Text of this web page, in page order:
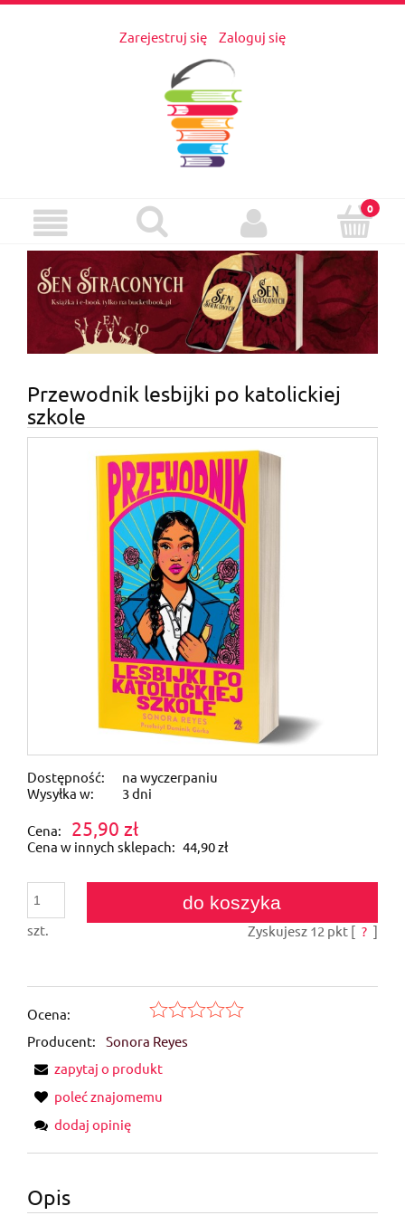
Zarejestruj się Zaloguj się
Przewodnik lesbijki po katolickiej
szkole
Dostępność:
na wyczerpaniu
Wysyłka w:
3 dni
Cena: 25,90 zł
Cena w innych sklepach: 44,90 zł
szt.
do koszyka
Zyskujesz 12 pkt [ ? ]
Ocena:
Producent:
Sonora Reyes
zapytaj o produkt
poleć znajomemu
dodaj opinię
Opis